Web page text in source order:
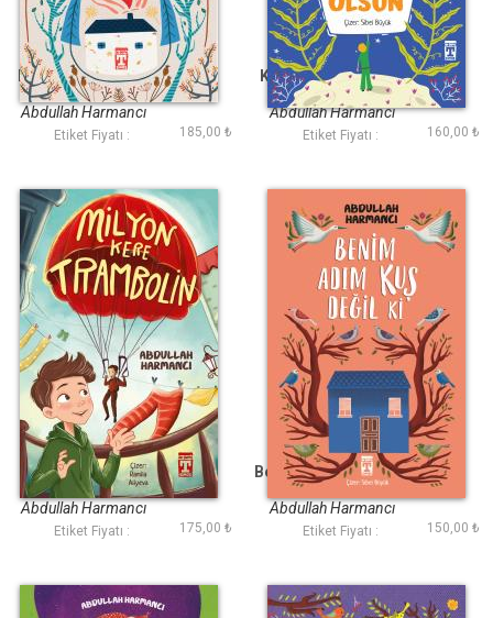
Kışın Şarkısını Kim
Söyleyecek?
Abdullah Harmancı
Etiket Fiyatı : 185,00 ₺
Küçük Prens Hakem
Olsun
Abdullah Harmancı
Etiket Fiyatı : 160,00 ₺
Milyon Kere
Trambolin
Abdullah Harmancı
Etiket Fiyatı : 175,00 ₺
Benim Adım Kuş Değil
ki
Abdullah Harmancı
Etiket Fiyatı : 150,00 ₺